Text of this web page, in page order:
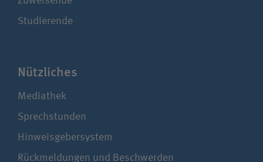
Studierende
Nützliches
Mediathek
Sprechstunden
Hinweisgebersystem
Rückmeldungen und Beschwerden